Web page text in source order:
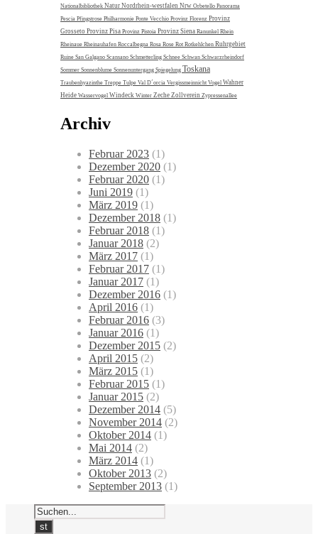
Nationalbibliothek Natur Nordrhein-westfalen Nrw Orbetello Panorama
Pescia Pfingstrose Philharmonie Ponte Vecchio Provinz Florenz Provinz
Grosseto Provinz Pisa Provinz Pistoia Provinz Siena Ranunkel Rhein
Rheinaue Rheinauhafen Roccalbegna Rosa Rose Rot Rotkehlchen Ruhrgebiet
Ruine San Galgano Scansano Schmetterling Schnee Schwan Schwarzrheindorf
Sommer Sonnenblume Sonnenuntergang Spiegelung Toskana
Traubenhyazinthe Treppe Tulpe Val D´orcia Vergissmeinnicht Vogel Wahner
Heide Wasservogel Windeck Winter Zeche Zollverein Zypressenallee
Archiv
Februar 2023 (1)
Dezember 2020 (1)
Februar 2020 (1)
Juni 2019 (1)
März 2019 (1)
Dezember 2018 (1)
Februar 2018 (1)
Januar 2018 (2)
März 2017 (1)
Februar 2017 (1)
Januar 2017 (1)
Dezember 2016 (1)
April 2016 (1)
Februar 2016 (3)
Januar 2016 (1)
Dezember 2015 (2)
April 2015 (2)
März 2015 (1)
Februar 2015 (1)
Januar 2015 (2)
Dezember 2014 (5)
November 2014 (2)
Oktober 2014 (1)
Mai 2014 (2)
März 2014 (1)
Oktober 2013 (2)
September 2013 (1)